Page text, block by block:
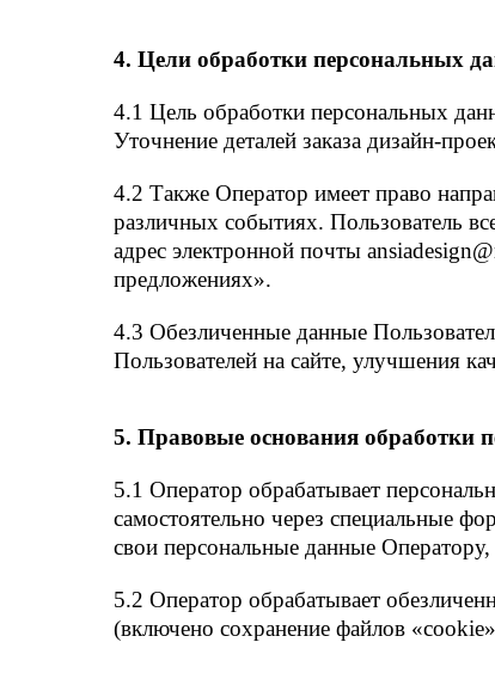
4. Цели обработки персональных
4.1 Цель обработки персональных
Уточнение деталей заказа дизайн-
4.2 Также Оператор имеет право
различных событиях. Пользователь
адрес электронной почты
предложениях».
4.3 Обезличенные данные
Пользователей на сайте, улучшения
5. Правовые основания обработки
5.1 Оператор обрабатывает
самостоятельно через специальные
свои персональные данные
5.2 Оператор обрабатывает
(включено сохранение файлов